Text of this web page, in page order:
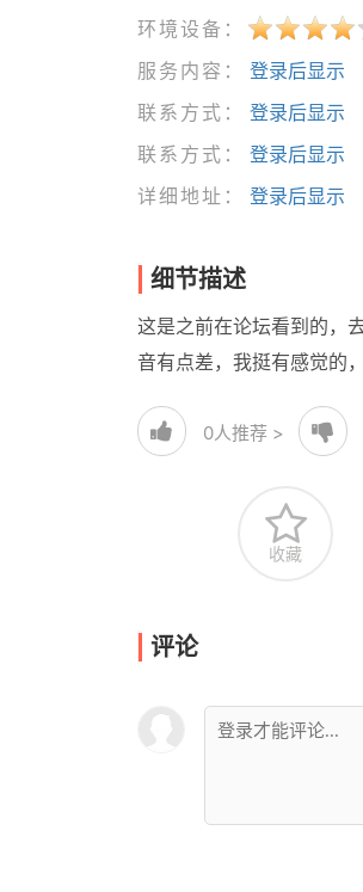
环境设备：
服务内容：
登录后显示
联系方式：
登录后显示
联系方式：
登录后显示
详细地址：
登录后显示
细节描述
这是之前在论坛看到的，
音有点差，我挺有感觉的
0人推荐 >
收藏
评论